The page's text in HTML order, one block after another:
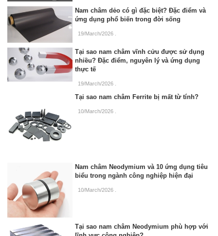
Nam châm dẻo có gì đặc biệt? Đặc điểm và
ứng dụng phổ biến trong đời sống
19/March/2026
Tại sao nam châm vĩnh cửu được sử dụng
nhiều? Đặc điểm, nguyên lý và ứng dụng
thực tế
19/March/2026
Tại sao nam châm Ferrite bị mất từ tính?
10/March/2026
Nam châm Neodymium và 10 ứng dụng tiêu
biểu trong ngành công nghiệp hiện đại
10/March/2026
Tại sao nam châm Neodymium phù hợp với